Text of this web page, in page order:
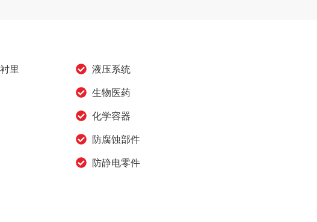
里
液压系统
生物医药
化学容器
防腐蚀部件
防静电零件